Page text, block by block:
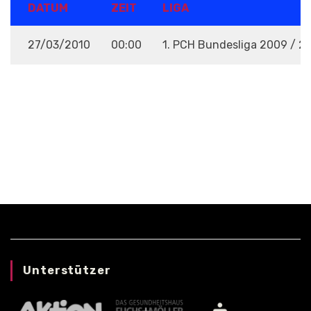
DATUM ZEIT LIGA
27/03/2010 00:00 1. PCH Bundesliga 2009 /
Unterstützer